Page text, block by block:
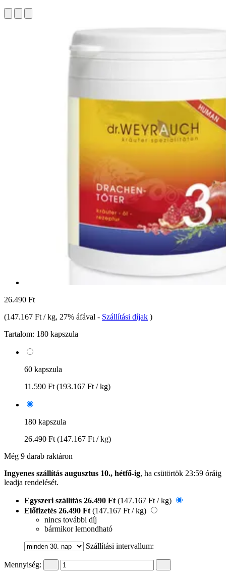
26.490 Ft
(147.167 Ft / kg, 27% áfával - Szállítási díjak )
Tartalom: 180 kapszula
60 kapszula
11.590 Ft (193.167 Ft / kg)
180 kapszula
26.490 Ft (147.167 Ft / kg)
Még 9 darab raktáron
Ingyenes szállítás augusztus 10., hétfő-ig, ha csütörtök 23:59 óráig
leadja rendelését.
Egyszeri szállítás 26.490 Ft (147.167 Ft / kg)
Előfizetés 26.490 Ft (147.167 Ft / kg)
nincs további díj
bármikor lemondható
Szállítási intervallum:
Mennyiség: